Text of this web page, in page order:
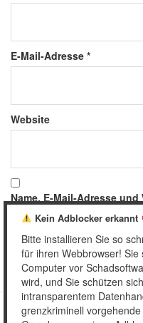
E-Mail-Adresse *
Website
Name, E-Mail-Adresse
meinen nächsten
Kein Adblocker erkannt
Bitte installieren Sie so
für ihren Webbrowser!
Computer vor
wird, und Sie schützen
intransparentem
grenzkriminell